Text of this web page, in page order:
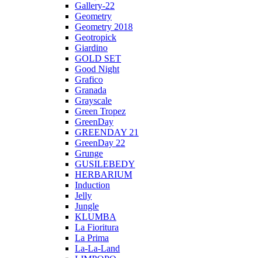
Gallery-22
Geometry
Geometry 2018
Geotropick
Giardino
GOLD SET
Good Night
Grafico
Granada
Grayscale
Green Tropez
GreenDay
GREENDAY 21
GreenDay 22
Grunge
GUSILEBEDY
HERBARIUM
Induction
Jelly
Jungle
KLUMBA
La Fioritura
La Prima
La-La-Land